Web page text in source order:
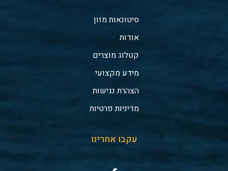
סיטונאות מזון
אודות
קטלוג מוצרים
מידע מקצועי
הצהרת נגישות
מדיניות פרטיות
עקבו אחרינו